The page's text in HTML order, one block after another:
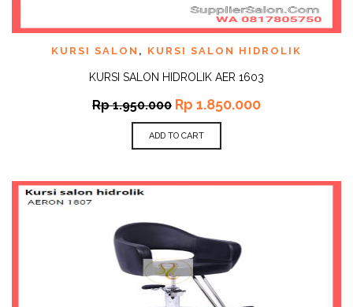
KURSI SALON , KURSI SALON HIDROLIK
KURSI SALON HIDROLIK AER 1603
Rp1.950.000 Rp 1.850.000
ADD TO CART